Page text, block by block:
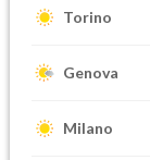
Torino
Genova
Milano